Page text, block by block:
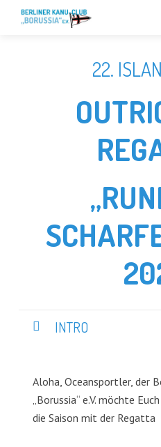
22.
INTRO
Aloha, Oceansportler, der
„Borussia“ e.V. möchte
die Saison mit der Regatta